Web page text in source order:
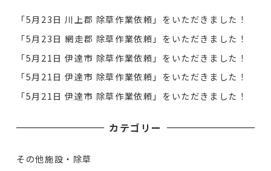
「5月23日 川上郡 除草作業依頼」をいただきました！
「5月23日 網走郡 除草作業依頼」をいただきました！
「5月21日 伊達市 除草作業依頼」をいただきました！
「5月21日 伊達市 除草作業依頼」をいただきました！
「5月21日 伊達市 除草作業依頼」をいただきました！
カテゴリー
その他施設・除草